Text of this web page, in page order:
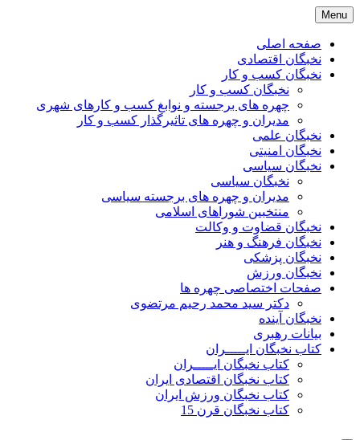
Skip
to
content
Menu
صفحه اصلی
نخبگان اقتصادی
نخبگان کسب و کار
نخبگان کسب و کار
چهره های برجسته و نوابغ کسب و کارهای شهری
مدیران و چهره های تاثیرگذار کسب و کار
نخبگان علمی
نخبگان امنیتی
نخبگان سیاسی
نخبگان سیاسی
مدیران و چهره های برجسته سیاسی
منتخبین شوراهای اسلامی
نخبگان قضاوت و وکالت
نخبگان فرهنگ و هنر
نخبگان پزشکی
نخبگان ورزش
صفحات اختصاصی چهره ها
دکتر سید محمد رحیم مرتضوی
نخبگان آینده
بیانات رهبری
کتاب نخبگان ایـــــران
کتاب نخبگان ایـــــران
کتاب نخبگان اقتصادی ایران
کتاب نخبگان ورزش ایران
کتاب نخبگان قرن 15